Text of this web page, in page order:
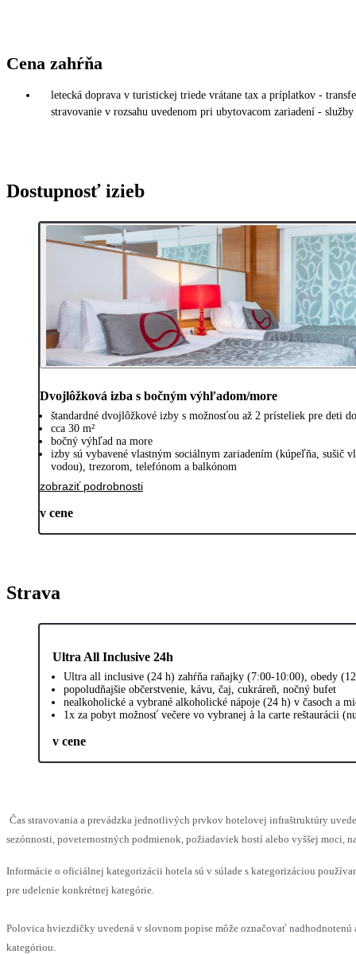
Cena zahŕňa
letecká doprava v turistickej triede vrátane tax a príplatkov -
stravovanie v rozsahu uvedenom pri ubytovacom zariadení -
Dostupnosť izieb
Dvojlôžková izba s bočným výhľadom/more
štandardné dvojlôžkové izby s možnosťou až 2 prísteliek pre deti
cca 30 m²
bočný výhľad na more
izby sú vybavené vlastným sociálnym zariadením (kúpeľňa,
vodou), trezorom, telefónom a balkónom
zobraziť podrobnosti
v cene
Strava
Ultra All Inclusive 24h
Ultra all inclusive (24 h) zahŕňa raňajky (7:00-10:00), obedy
popoludňajšie občerstvenie, kávu, čaj, cukráreň, nočný bufet
nealkoholické a vybrané alkoholické nápoje (24 h) v časoch a
1x za pobyt možnosť večere vo vybranej à la carte reštaurácii
v cene
Čas stravovania a prevádzka jednotlivých prvkov hotelovej infraštruktúry
sezónnosti, poveternostných podmienok, požiadaviek hostí alebo vyššej moci,
Informácie o oficiálnej kategorizácii hotela sú v súlade s kategorizáciou
pre udelenie konkrétnej kategórie.
Polovica hviezdičky uvedená v slovnom popise môže označovať
kategóriou.